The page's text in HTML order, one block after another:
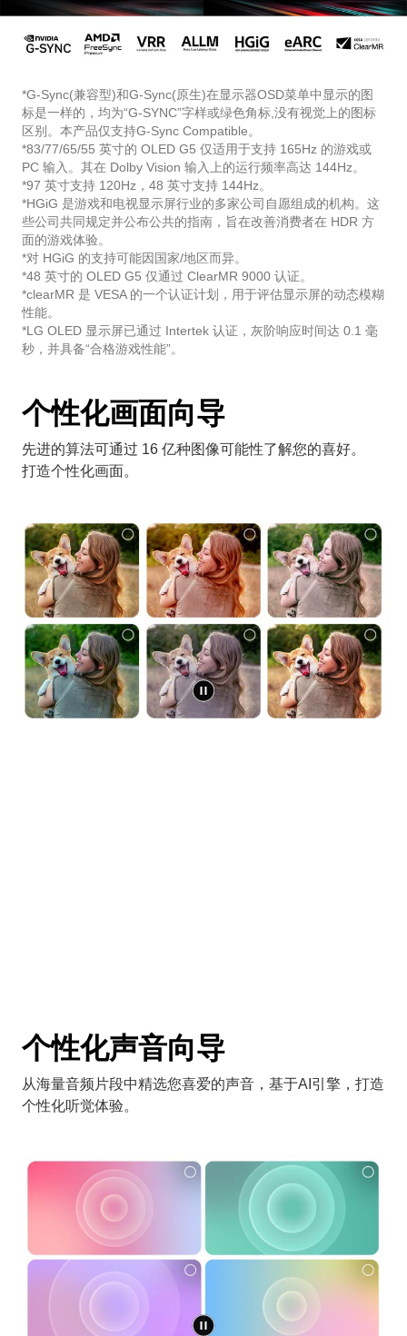
*G-Sync(兼容型)和G-Sync(原生)在显示器OSD菜单中显示的图
标是一样的，均为“G-SYNC”字样或绿色角标,没有视觉上的图标
区别。本产品仅支持G-Sync Compatible。
*83/77/65/55 英寸的 OLED G5 仅适用于支持 165Hz 的游戏或
PC 输入。其在 Dolby Vision 输入上的运行频率高达 144Hz。
*97 英寸支持 120Hz，48 英寸支持 144Hz。
*HGiG 是游戏和电视显示屏行业的多家公司自愿组成的机构。这
些公司共同规定并公布公共的指南，旨在改善消费者在 HDR 方
面的游戏体验。
*对 HGiG 的支持可能因国家/地区而异。
*48 英寸的 OLED G5 仅通过 ClearMR 9000 认证。
*clearMR 是 VESA 的一个认证计划，用于评估显示屏的动态模糊
性能。
*LG OLED 显示屏已通过 Intertek 认证，灰阶响应时间达 0.1 毫
秒，并具备“合格游戏性能”。
个性化画面向导
先进的算法可通过 16 亿种图像可能性了解您的喜好。
打造个性化画面。
个性化声音向导
从海量音频片段中精选您喜爱的声音，基于AI引擎，打造
个性化听觉体验。
转